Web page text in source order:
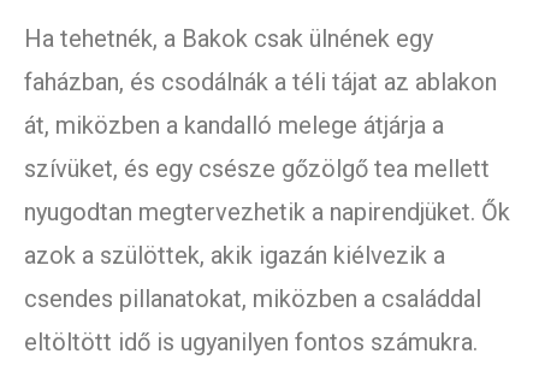
Ha tehetnék, a Bakok csak ülnének egy
faházban, és csodálnák a téli tájat az ablakon
át, miközben a kandalló melege átjárja a
szívüket, és egy csésze gőzölgő tea mellett
nyugodtan megtervezhetik a napirendjüket. Ők
azok a szülöttek, akik igazán kiélvezik a
csendes pillanatokat, miközben a családdal
eltöltött idő is ugyanilyen fontos számukra.